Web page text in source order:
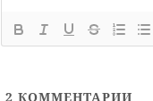
2 КОММЕНТАРИИ